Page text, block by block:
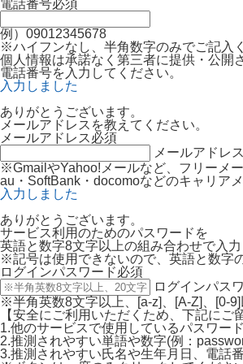
電話番号必須
例）09012345678
※ハイフンなし、半角数字のみでご記入
個人情報は承諾なく第三者に提供・公開
電話番号を入力してください。
入力しました
ありがとうございます。
メールアドレスを教えてください。
メールアドレス必須
メールアドレ
※GmailやYahoo!メールなど、フリーメ
au・SoftBank・docomoなどのキャリア
入力しました
ありがとうございます。
サービス利用のためのパスワードを
英語と数字8文字以上の組み合わせで入力
※記号は使用できないので、英語と数字
ログインパスワード必須
ログインパス
※半角英数8文字以上、[a-z]、[A-Z]、[0-
【安全にご利用いただくため、下記にご
1.他のサービスで使用しているパスワー
2.推測されやすい単語や数字(例：
3.推測されやすい氏名や生年月日、電話